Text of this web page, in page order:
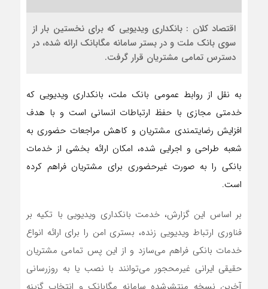
اقتصاد کلان : بانکداری ویدیویی که برای نخستین بار از
سوی بانک ملت و در بستر سامانه مگابانک ارائه شده، در
دسترس تمامی مشتریان قرار گرفت.
به نقل از روابط عمومی بانک ملت، بانکداری ویدیویی که
خدمتی مجازی با حفظ ارتباطات انسانی است و با هدف
افزایش رضایتمندی مشتریان و کاهش مراجعات حضوری به
شعبه طراحی و اجرایی شده، امکان ارائه بخشی از خدمات
بانکی را به صورت غیرحضوری برای مشتریان فراهم کرده
است.
بر اساس این گزارش، خدمت بانکداری ویدیویی با تکیه بر
فناوری ارتباط ویدیویی زنده، بستری امن را برای ارائه انواع
خدمات بانکی فراهم می‌سازد و از این پس تمامی مشتریان
حقیقی ایرانی غیرمحجور می‌توانند با نصب یا به روزرسانی